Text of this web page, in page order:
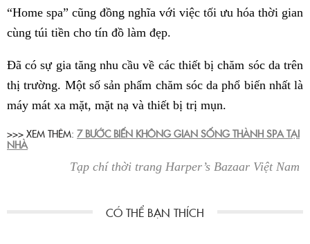
“Home spa” cũng đồng nghĩa với việc tối ưu hóa thời gian
cùng túi tiền cho tín đồ làm đẹp.
Đã có sự gia tăng nhu cầu về các thiết bị chăm sóc da trên
thị trường. Một số sản phẩm chăm sóc da phổ biến nhất là
máy mát xa mặt, mặt nạ và thiết bị trị mụn.
>>> XEM THÊM: 7 BƯỚC BIẾN KHÔNG GIAN SỐNG THÀNH SPA TẠI
NHÀ
Tạp chí thời trang Harper’s Bazaar Việt Nam